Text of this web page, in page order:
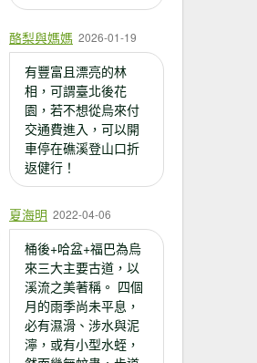
酪梨與媽媽 2026-01-19
有豐富且漂亮的林
相，可謂臺北後花
園，若不想從烏來付
交通費進入，可以開
車停在礁溪登山口折
返健行！
夏海明 2022-04-06
桶後+哈盆+福巴為烏
來三大主要古道，以
溪流之美著稱。 四個
月的雨季尚未平息，
必有濕滑、涉水與泥
濘，或有小型水蛭，